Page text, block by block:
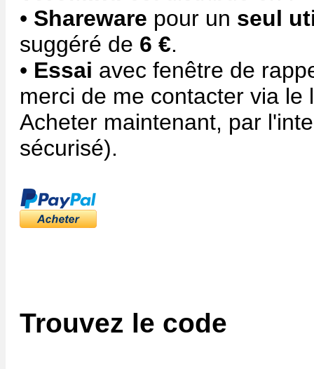
• Shareware pour un seul
suggéré de 6 €.
• Essai avec fenêtre de
merci de me contacter via le
Acheter maintenant, par
sécurisé).
Trouvez le code